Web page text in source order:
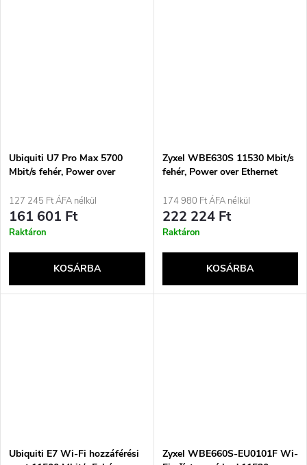
Ubiquiti U7 Pro Max 5700
Mbit/s fehér, Power over
127 245 Ft ÁFA nélkül
161 601 Ft
Raktáron
KOSÁRBA
Zyxel WBE630S 11530 Mbit/s
fehér, Power over Ethernet
174 980 Ft ÁFA nélkül
222 224 Ft
Raktáron
KOSÁRBA
Ubiquiti E7 Wi-Fi hozzáférési
Zyxel WBE660S-EU0101F Wi-